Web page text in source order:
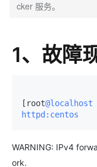
cker 服务。
1、故障
[root@localhost
httpd:centos
WARNING: IPv4
ork.